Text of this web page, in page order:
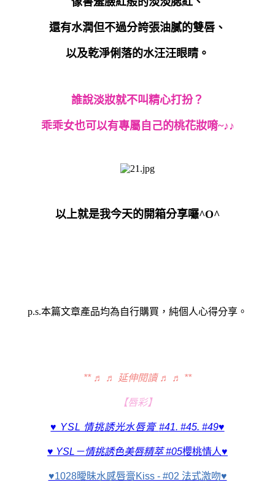
還有水潤但不過分誇張油膩的雙唇、
以及乾淨俐落的水汪汪眼睛。
誰說淡妝就不叫精心打扮？
乖乖女也可以有專屬自己的桃花妝唷~♪♪
以上就是我今天的開箱分享囉^O^
p.s.本篇文章產品均為自行購買，純個人心得分享。
** ♬ ♬ 延伸閱讀 ♬ ♬ **
【唇彩】
♥ YSL 情挑誘光水唇膏 #41. #45. #49♥
♥ YSL －情挑誘色美唇精萃 #05櫻桃情人♥
♥1028曖昧水感唇膏Kiss - #02 法式激吻♥